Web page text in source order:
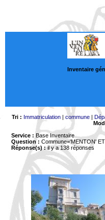
Inventaire
Tri : Immatriculation| commune|
Service : Base Inventaire
Question : Commune='MENTON'
Réponse(s) :il y a 138 réponses